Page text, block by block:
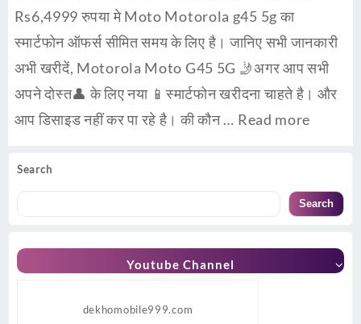
Search
Search
Youtube Channel
dekhomobile999.com
Rs6,4999 रुपया मे Moto Motorola g45 5g का
स्मार्टफोन ऑफर्स सीमित समय के लिए है। जानिए सभी जानकारी
अभी खरीदें, Motorola Moto G45 5G 🤳अगर आप सभी
अपने दोस्त👤 के लिए नया 📱स्मार्टफोन खरीदना चाहते है। और
आप डिसाइड नहीं कर पा रहे है। की कौन … Read more